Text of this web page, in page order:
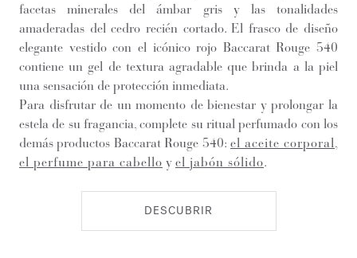
facetas minerales del ámbar gris y las tonalidades
amaderadas del cedro recién cortado. El frasco de diseño
elegante vestido con el icónico rojo Baccarat Rouge 540
contiene un gel de textura agradable que brinda a la piel
una sensación de protección inmediata.
Para disfrutar de un momento de bienestar y prolongar la
estela de su fragancia, complete su ritual perfumado con los
demás productos Baccarat Rouge 540: el aceite corporal
el perfume para cabello y el jabón sólido.
DESCUBRIR